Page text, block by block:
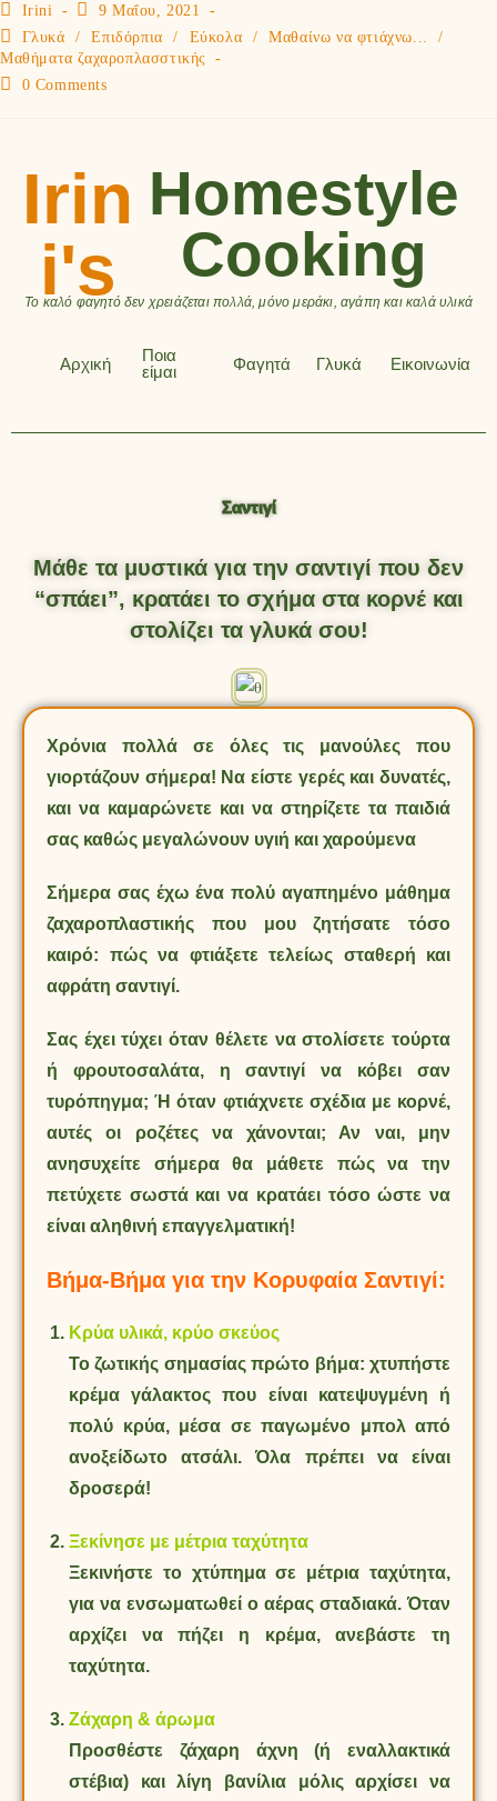
Irini
9 Μαΐου, 2021
Γλυκά
/ Επιδόρπια / Εύκολα / Μαθαίνω να φτιάχνω...
/
Μαθήματα ζαχαροπλασστικής
0 Comments
Irin
i's
Homestyle
Cooking
Το καλό φαγητό δεν χρειάζεται πολλά, μόνο μεράκι, αγάπη και καλά υλικά
Αρχική
Ποια
είμαι
Φαγητά Γλυκά Εικοινωνία
Σαντιγί
Μάθε τα μυστικά για την σαντιγί που δεν
“σπάει”, κρατάει το σχήμα στα κορνέ και
στολίζει τα γλυκά σου!
Χρόνια πολλά σε όλες τις μανούλες που
γιορτάζουν σήμερα! Να είστε γερές και δυνατές,
και να καμαρώνετε και να στηρίζετε τα παιδιά
σας καθώς μεγαλώνουν υγιή και χαρούμενα
Σήμερα σας έχω ένα πολύ αγαπημένο μάθημα
ζαχαροπλαστικής που μου ζητήσατε τόσο
καιρό: πώς να φτιάξετε τελείως σταθερή και
αφράτη σαντιγί.
Σας έχει τύχει όταν θέλετε να στολίσετε τούρτα
ή φρουτοσαλάτα, η σαντιγί να κόβει σαν
τυρόπηγμα; Ή όταν φτιάχνετε σχέδια με κορνέ,
αυτές οι ροζέτες να χάνονται; Αν ναι, μην
ανησυχείτε σήμερα θα μάθετε πώς να την
πετύχετε σωστά και να κρατάει τόσο ώστε να
είναι αληθινή επαγγελματική!
Βήμα-Βήμα για την Κορυφαία Σαντιγί:
Κρύα υλικά, κρύο σκεύος
Το ζωτικής σημασίας πρώτο βήμα: χτυπήστε
κρέμα γάλακτος που είναι κατεψυγμένη ή
πολύ κρύα, μέσα σε παγωμένο μπολ από
ανοξείδωτο ατσάλι. Όλα πρέπει να είναι
δροσερά!
Ξεκίνησε με μέτρια ταχύτητα
Ξεκινήστε το χτύπημα σε μέτρια ταχύτητα,
για να ενσωματωθεί ο αέρας σταδιακά. Όταν
αρχίζει να πήζει η κρέμα, ανεβάστε τη
ταχύτητα.
Ζάχαρη & άρωμα
Προσθέστε ζάχαρη άχνη (ή εναλλακτικά
στέβια) και λίγη βανίλια μόλις αρχίσει να